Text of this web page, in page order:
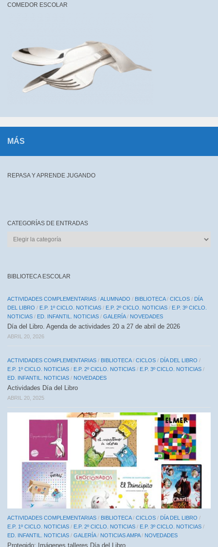
COMEDOR ESCOLAR
MÁS
REPASA Y APRENDE JUGANDO
CATEGORÍAS DE ENTRADAS
CATEGORÍAS
BIBLIOTECA ESCOLAR
ACTIVIDADES COMPLEMENTARIAS /ALUMNADO / BIBLIOTECA/ CICLOS / DÍA
DEL LIBRO / E.P. 1º CICLO. NOTICIAS / E.P. 2º CICLO. NOTICIAS / E.P. 3º CICLO.
NOTICIAS / ED. INFANTIL. NOTICIAS / GALERÍA/ NOVEDADES
Día del Libro. Agenda de actividades 20 a 27 de abril de 2026
ABRIL 20, 2026
ACTIVIDADES COMPLEMENTARIAS / BIBLIOTECA/ CICLOS / DÍA DEL LIBRO /
E.P. 1º CICLO. NOTICIAS / E.P. 2º CICLO. NOTICIAS / E.P. 3º CICLO. NOTICIAS /
ED. INFANTIL. NOTICIAS / NOVEDADES
Actividades Día del Libro
ABRIL 20, 2025
ACTIVIDADES COMPLEMENTARIAS / BIBLIOTECA/ CICLOS / DÍA DEL LIBRO /
E.P. 1º CICLO. NOTICIAS / E.P. 2º CICLO. NOTICIAS / E.P. 3º CICLO. NOTICIAS /
ED. INFANTIL. NOTICIAS / GALERÍA/ NOTICIAS AMPA/ NOVEDADES
Protegido: Imágenes talleres Día del Libro